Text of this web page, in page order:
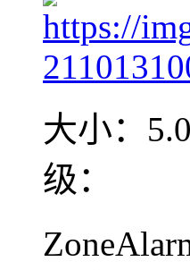
大小：
级：